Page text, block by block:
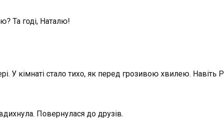
Та годі, Наталю!
У кімнаті стало тихо, як перед грозивою хвилею. Навіть
Повернулася до друзів.